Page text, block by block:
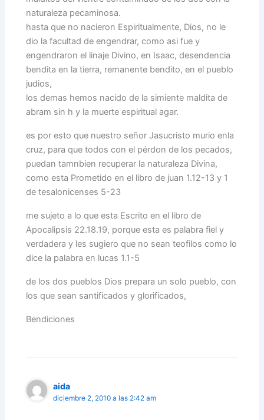
naturaleza pecaminosa.
hasta que no nacieron Espiritualmente, Dios, no le
dio la facultad de engendrar, como asi fue y
engendraron el linaje Divino, en Isaac, desendencia
bendita en la tierra, remanente bendito, en el pueblo
judios,
los demas hemos nacido de la simiente maldita de
abram sin h y la muerte espiritual agar.
es por esto que nuestro señor Jasucristo murio enla
cruz, para que todos con el pérdon de los pecados,
puedan tamnbien recuperar la naturaleza Divina,
como esta Prometido en el libro de juan 1.12-13 y 1
de tesalonicenses 5-23
me sujeto a lo que esta Escrito en el libro de
Apocalipsis 22.18.19, porque esta es palabra fiel y
verdadera y les sugiero que no sean teofilos como lo
dice la palabra en lucas 1.1-5
de los dos pueblos Dios prepara un solo pueblo, con
los que sean santificados y glorificados,
Bendiciones
aida
diciembre 2, 2010 a las 2:42 am